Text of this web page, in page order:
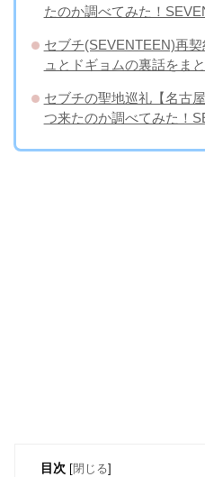
たのか調べてみた！
セブチ(SEVENTEEN)再
ュとドギョムの裏話をま
セブチの聖地巡礼【名古
つ来たのか調べてみた！
目次 [閉じる]